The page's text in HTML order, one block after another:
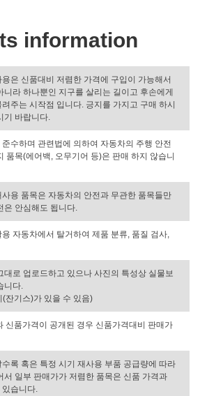
information
은 신품대비 저렴한 가격에 구입이 가능해서
니라 하나뿐인 지구를 살리는 길이고 후손에게
주는 시작점 입니다. 긍지를 가지고 구매 하시
기 바랍니다.
수하며 관련법에 의하여 자동차의 주행 안전
품목(에어백, 오무기어 등)은 판매 하지 않습니
용 품목은 자동차의 안전과 무관한 품목들만
은 안심해도 됩니다.
자동차에서 탈거하여 제품 분류, 품질 검사,
대로 업로드하고 있으나 사진의 특성상 실물보
니다.
잔기스)가 있을 수 있음)
신품가격이 공개된 경우 신품가격대비 판매가
록 혹은 특정 시기 재사용 부품 공급량에 따라
서 일부 판매가가 저렴한 품목은 신품 가격과
있습니다.